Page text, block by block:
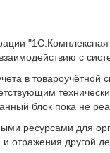
"1С:Комплексная
с
в
блок пока не
ресурсами для
отражения другой